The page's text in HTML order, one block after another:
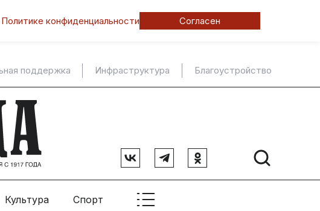
Политике конфиденциальности Согласен
поддержка Инфраструктура Благоустройство
Культура Спорт